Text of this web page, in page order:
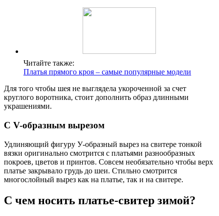
Читайте также:
Платья прямого кроя – самые популярные модели
Для того чтобы шея не выглядела укороченной за счет
круглого воротника, стоит дополнить образ длинными
украшениями.
С V-образным вырезом
Удлиняющий фигуру У-образный вырез на свитере тонкой
вязки оригинально смотрится с платьями разнообразных
покроев, цветов и принтов. Совсем необязательно чтобы верх
платье закрывало грудь до шеи. Стильно смотрится
многослойный вырез как на платье, так и на свитере.
С чем носить платье-свитер зимой?